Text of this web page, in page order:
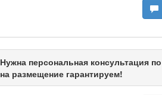
Актуальный вопрос
Кто поможет
Нужна персональная консультация
на размещение гарантируем!